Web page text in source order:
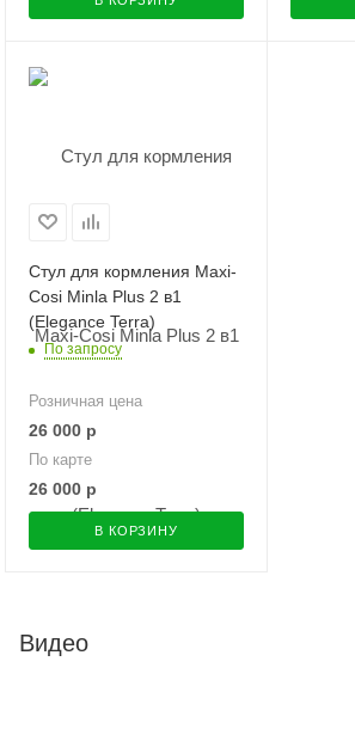
Стул для кормления Maxi-
Cosi Minla Plus 2 в1
(Elegance Terra)
По запросу
Розничная цена
26 000 р
По карте
26 000 р
В КОРЗИНУ
Видео